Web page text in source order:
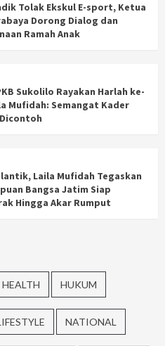
Tolak Ekskul E-sport, Ketua
Dorong Dialog dan
Ramah Anak
Sukolilo Rayakan Harlah ke-
Mufidah: Semangat Kader
Laila Mufidah Tegaskan
Bangsa Jatim Siap
Hingga Akar Rumput
HEALTH HUKUM
NATIONAL